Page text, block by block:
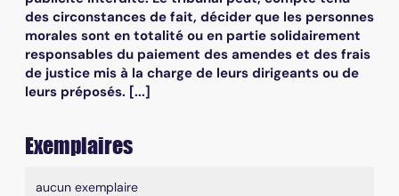
des circonstances de fait, décider que les personnes
morales sont en totalité ou en partie solidairement
responsables du paiement des amendes et des frais
de justice mis à la charge de leurs dirigeants ou de
leurs préposés. [...]
Exemplaires
aucun exemplaire